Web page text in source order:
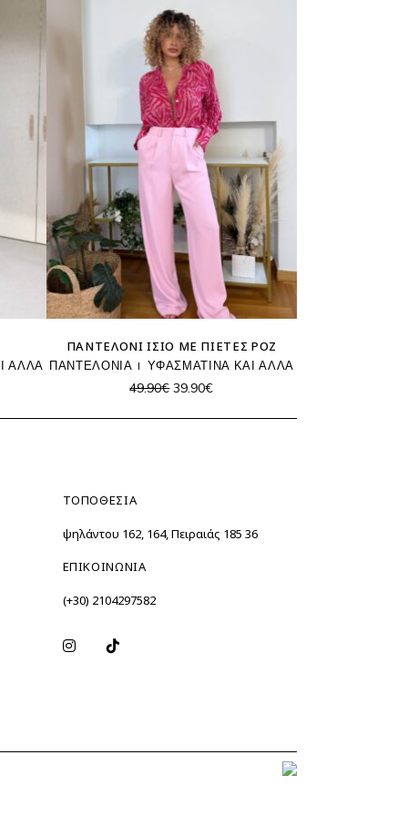
ΑΛΛΑ
ΠΑΝΤΕΛΌΝΙ ΊΣΙΟ ΜΕ ΠΙΈΤΕΣ ΡΟΖ
ΠΑΝΤΕΛΟΝΙΑ
ΥΦΑΣΜΑΤΙΝΑ ΚΑΙ ΑΛΛΑ
49.90€Original
price
49.90€.
39.90€Η
τρέχουσα
είναι:
ΤΟΠΟΘΕΣΙΑ
Ὑψηλάντου 162, 164, Πειραιάς 185 36
ΕΠΙΚΟΙΝΩΝΙΑ
(+30) 2104297582